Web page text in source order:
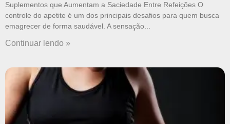
Suplementos que Aumentam a Saciedade Entre Refeições O
controle do apetite é um dos principais desafios para quem busca
emagrecer de forma saudável. A sensação
Continuar lendo »